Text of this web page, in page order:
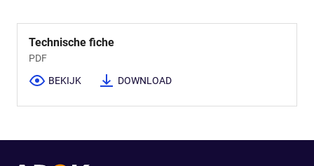
Technische fiche
PDF
BEKIJK DOWNLOAD